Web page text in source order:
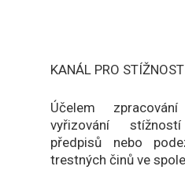
KANÁL PRO
Účelem
vyřizování
předpisů nebo
trestných činů ve